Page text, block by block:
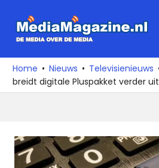
naar
media
over
de
Home Nieuws Televisienieuws
breidt digitale Pluspakket verder uit